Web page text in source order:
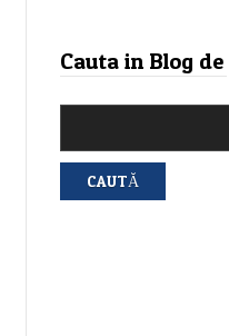
Cauta in Blog